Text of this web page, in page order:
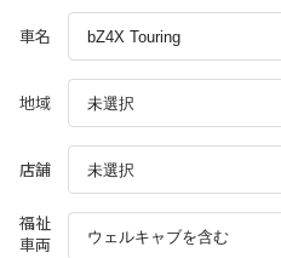
車名
地域
店舗
福祉
車両